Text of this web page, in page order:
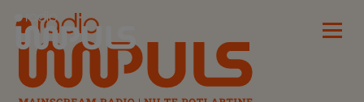
Radio Impuls